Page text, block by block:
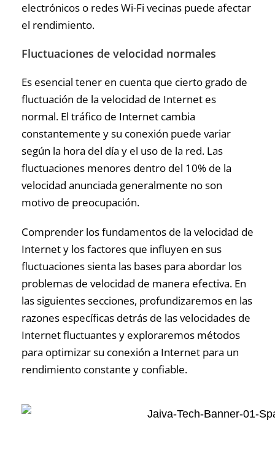
electrónicos o redes Wi-Fi vecinas puede afectar
el rendimiento.
Fluctuaciones de velocidad normales
Es esencial tener en cuenta que cierto grado de
fluctuación de la velocidad de Internet es
normal. El tráfico de Internet cambia
constantemente y su conexión puede variar
según la hora del día y el uso de la red. Las
fluctuaciones menores dentro del 10% de la
velocidad anunciada generalmente no son
motivo de preocupación.
Comprender los fundamentos de la velocidad de
Internet y los factores que influyen en sus
fluctuaciones sienta las bases para abordar los
problemas de velocidad de manera efectiva. En
las siguientes secciones, profundizaremos en las
razones específicas detrás de las velocidades de
Internet fluctuantes y exploraremos métodos
para optimizar su conexión a Internet para un
rendimiento constante y confiable.